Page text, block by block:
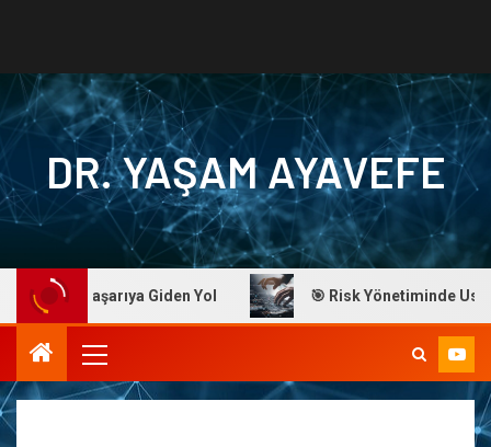
DR. YAŞAM AYAVEFE
Başarıya Giden Yol 🎯 Risk Yönetiminde Ustalık: